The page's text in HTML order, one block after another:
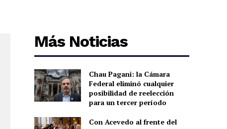
Más Noticias
Chau Pagani: la Cámara
Federal eliminó cualquier
posibilidad de reelección
para un tercer período
Con Acevedo al frente del